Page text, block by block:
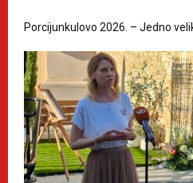
Porcijunkulovo 2026. – Jedno